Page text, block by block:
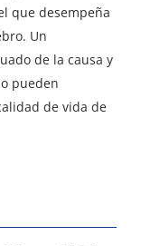
que desempeña
Un
de la causa y
pueden
de vida de